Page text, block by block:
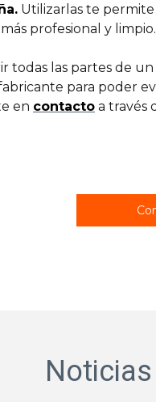
Utilizarlas te
profesional y limpio.
todas las partes de
para poder
en contacto a través